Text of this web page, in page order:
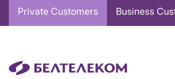
Основная
навигация
Private Customers Business